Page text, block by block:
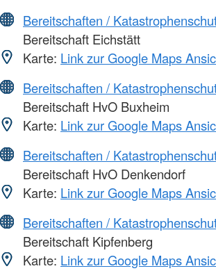
Bereitschaften /
Bereitschaft Eichstätt
Karte: Link zur Google Maps
Bereitschaften /
Bereitschaft HvO Buxheim
Karte: Link zur Google Maps
Bereitschaften /
Bereitschaft HvO Denkendorf
Karte: Link zur Google Maps
Bereitschaften /
Bereitschaft Kipfenberg
Karte: Link zur Google Maps